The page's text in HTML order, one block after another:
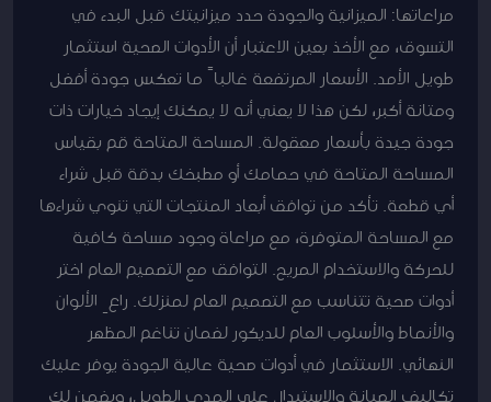
مراعاتها: الميزانية والجودة حدد ميزانيتك قبل البدء في
التسوق، مع الأخذ بعين الاعتبار أن الأدوات الصحية استثمار
طويل الأمد. الأسعار المرتفعة غالباً ما تعكس جودة أفضل
ومتانة أكبر، لكن هذا لا يعني أنه لا يمكنك إيجاد خيارات ذات
جودة جيدة بأسعار معقولة. المساحة المتاحة قم بقياس
المساحة المتاحة في حمامك أو مطبخك بدقة قبل شراء
أي قطعة. تأكد من توافق أبعاد المنتجات التي تنوي شراءها
مع المساحة المتوفرة، مع مراعاة وجود مساحة كافية
للحركة والاستخدام المريح. التوافق مع التصميم العام اختر
أدوات صحية تتناسب مع التصميم العام لمنزلك. راعِ الألوان
والأنماط والأسلوب العام للديكور لضمان تناغم المظهر
النهائي. الاستثمار في أدوات صحية عالية الجودة يوفر عليك
تكاليف الصيانة والاستبدال على المدى الطويل، ويضمن لك